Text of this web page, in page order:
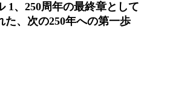
1、250周年の最終章として
た、次の250年への第一歩